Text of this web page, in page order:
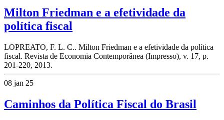
Milton Friedman e a efetividade da
política fiscal
LOPREATO, F. L. C.. Milton Friedman e a efetividade da política
fiscal. Revista de Economia Contemporânea (Impresso), v. 17, p.
201-220, 2013.
08 jan 25
Caminhos da Política Fiscal do Brasil